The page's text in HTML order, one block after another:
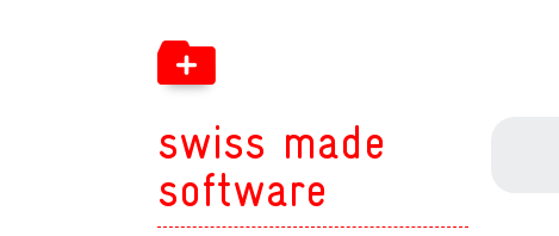
swiss made
software